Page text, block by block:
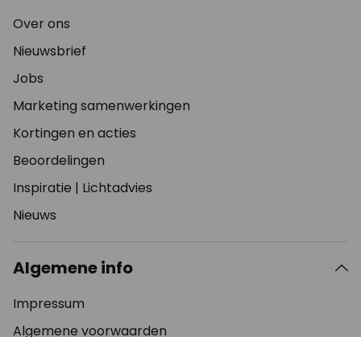
Over ons
Nieuwsbrief
Jobs
Marketing samenwerkingen
Kortingen en acties
Beoordelingen
Inspiratie | Lichtadvies
Nieuws
Algemene info
Impressum
Algemene voorwaarden